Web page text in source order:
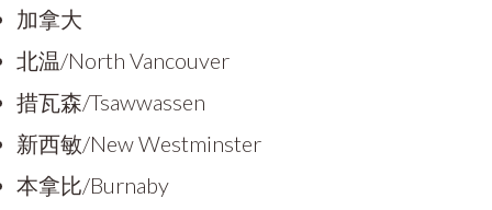
加拿大
北温/North Vancouver
措瓦森/Tsawwassen
新西敏/New Westminster
本拿比/Burnaby